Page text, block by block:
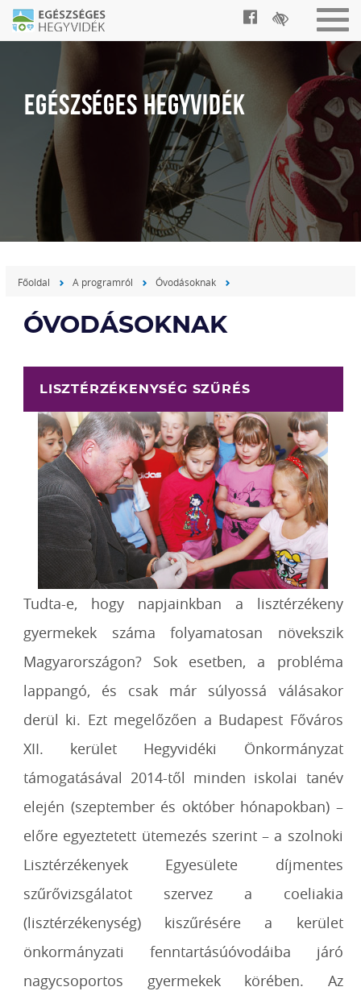
EGÉSZSÉGES HEGYVIDÉK
Főoldal A programról Óvodásoknak
ÓVODÁSOKNAK
LISZTÉRZÉKENYSÉG SZŰRÉS
Tudta-e, hogy napjainkban a lisztérzékeny
gyermekek száma folyamatosan növekszik
Magyarországon? Sok esetben, a probléma
lappangó, és csak már súlyossá válásakor
derül ki. Ezt megelőzően a Budapest Főváros
XII. kerület Hegyvidéki Önkormányzat
támogatásával 2014-től minden iskolai tanév
elején (szeptember és október hónapokban) –
előre egyeztetett ütemezés szerint – a szolnoki
Lisztérzékenyek Egyesülete díjmentes
szűrővizsgálatot szervez a coeliakia
(lisztérzékenység) kiszűrésére a kerület
önkormányzati fenntartásúóvodáiba járó
nagycsoportos gyermekek körében. Az